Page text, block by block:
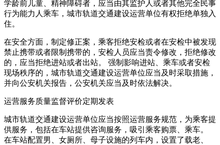
学龄前儿童、精神障碍者，应当由其监护人或者其他完全民事
行为能力人乘车，城市轨道交通建设运营单位有权拒绝单独入
住。
在安全方面，制定修正案，乘客拒绝安检或者在安检中被发现
禁止携带或者限制携带的，安检人员应当责令修改，拒绝修改
的，应当拒绝进站或者出站。 强制影响进站、乘车或者安检
现场秩序的，城市轨道交通建设运营单位应当及时采取措施，
并向公安机关报告，公安机关应当及时依法解决。
运营服务质量监督评价定期发表
城市轨道交通建设运营单位应当按照运营服务规范，为乘客提
供服务，包括在车站提供咨询服务，吸引乘客购票、乘车。
在车站配置男、女厕所、母子设施的列车内，设置了载老、